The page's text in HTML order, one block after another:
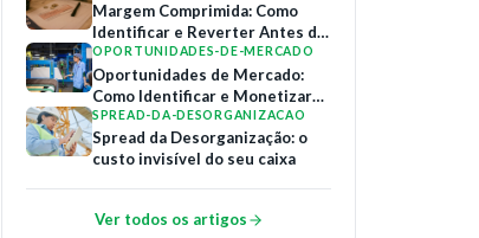
Margem Comprimida: Como
Identificar e Reverter Antes do
Colapso
OPORTUNIDADES-DE-MERCADO
Oportunidades de Mercado:
Como Identificar e Monetizar
Relações B2B
SPREAD-DA-DESORGANIZACAO
Spread da Desorganização: o
custo invisível do seu caixa
Ver todos os artigos